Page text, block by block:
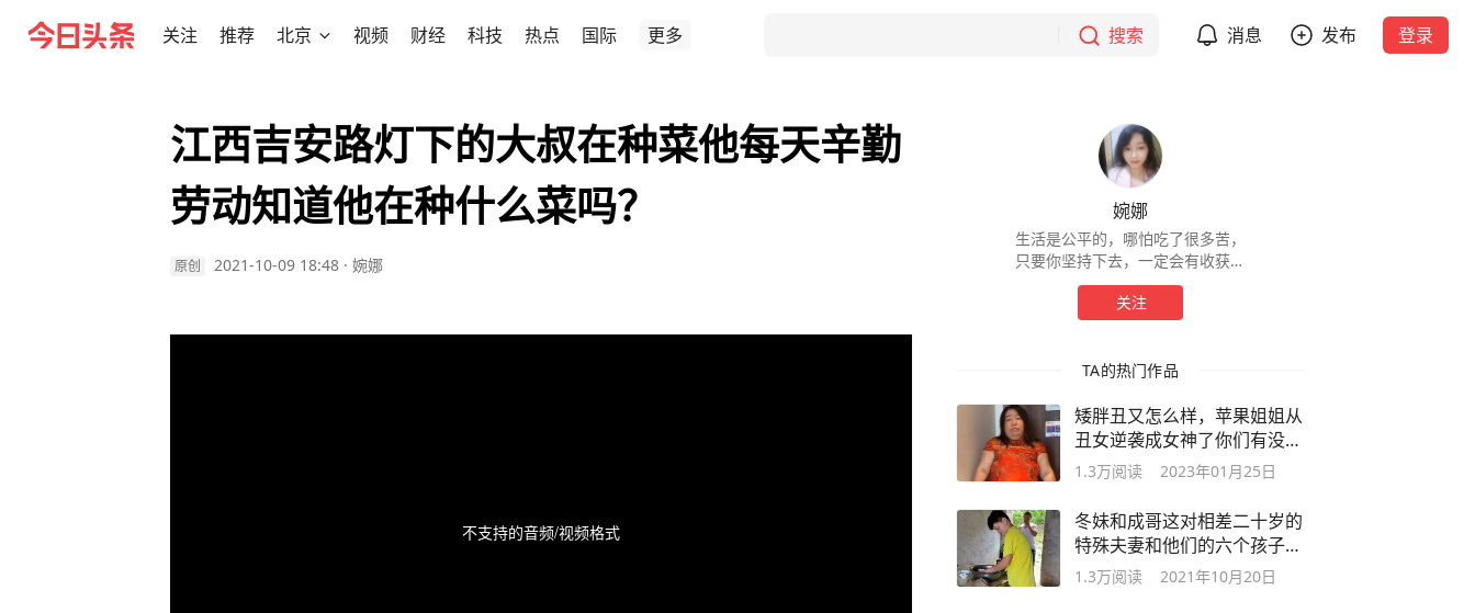
关注 推荐 北京 视频 财经 科技 热点 国际 更多 搜索 消息 发布 登录
江西吉安路灯下的大叔在种菜他每天辛勤
劳动知道他在种什么菜吗？
原创 2021-10-09 18:48 · 婉娜
不支持的音频/视频格式
婉娜
生活是公平的，哪怕吃了很多苦，
只要你坚持下去，一定会有收获，
即使最后失败了，你也获得了别人
不具备的经历。正在唤醒强大的自
己
关注
TA的热门作品
矮胖丑又怎么样，苹果姐姐从
丑女逆袭成女神了你们有没有
被惊艳到
1.3万阅读 2023年01月25日
冬妹和成哥这对相差二十岁的
特殊夫妻和他们的六个孩子的
故事
1.3万阅读 2021年10月20日